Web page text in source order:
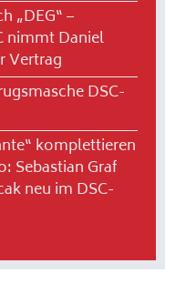
„DEG“ –
nimmt Daniel
Vertrag
DSC-
komplettieren
Sebastian Graf
neu im DSC-